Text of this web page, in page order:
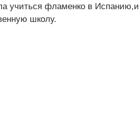
учиться фламенко в Испанию,и
школу.